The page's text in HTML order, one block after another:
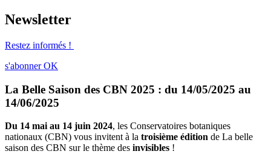
Newsletter
Restez informés !
s'abonner OK
La Belle Saison des CBN 2025 : du 14/05/2025 au
14/06/2025
Du 14 mai au 14 juin 2024, les Conservatoires botaniques
nationaux (CBN) vous invitent à la troisième édition de La belle
saison des CBN sur le thème des invisibles !